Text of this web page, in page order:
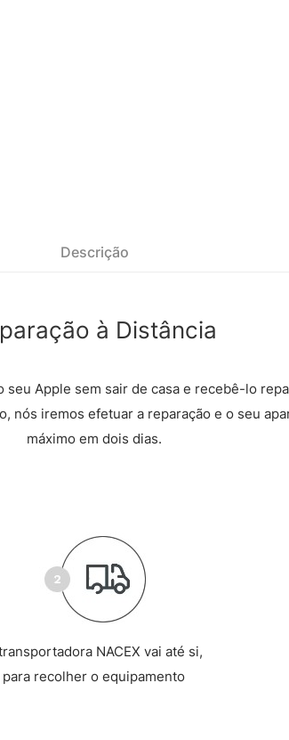
Descrição
à Distância
seu Apple sem sair de casa e recebê-lo
nós iremos efetuar a reparação e o seu
máximo em dois dias.
NACEX vai até si,
para recolher o equipamento